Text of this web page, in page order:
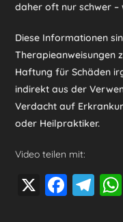
daher oft nur schwer –
Diese Informationen
Therapieanweisungen
Haftung für Schäden
indirekt aus der
Verdacht auf
oder Heilpraktiker.
Video teilen mit:
X
F
T